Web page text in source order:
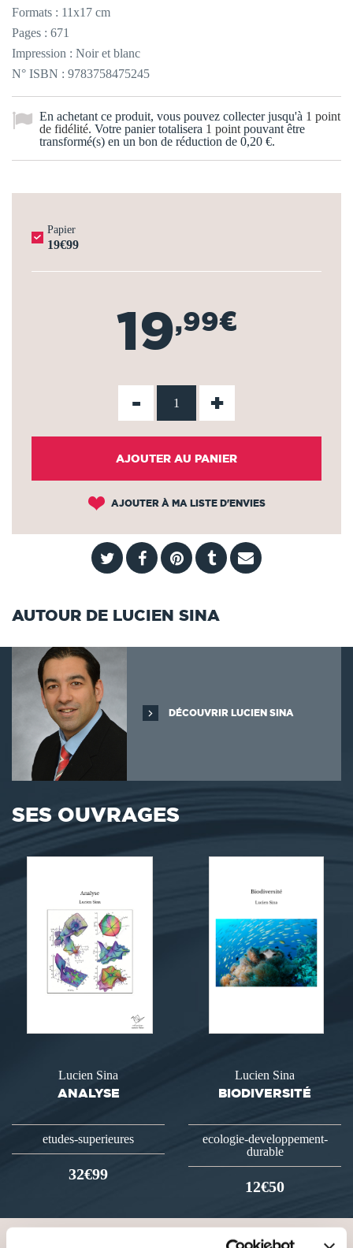
Formats : 11x17 cm
Pages : 671
Impression : Noir et blanc
N° ISBN : 9783758475245
En achetant ce produit, vous pouvez collecter jusqu'à 1 point
de fidélité. Votre panier totalisera 1 point pouvant être
transformé(s) en un bon de réduction de 0,20 €.
Papier
19€99
19,99€
- +
AJOUTER AU PANIER
AJOUTER À MA LISTE D'ENVIES
AUTOUR DE LUCIEN SINA
DÉCOUVRIR LUCIEN SINA
SES OUVRAGES
Lucien Sina
ANALYSE
etudes-superieures
32€99
Lucien Sina
BIODIVERSITÉ
ecologie-developpement-
durable
12€50